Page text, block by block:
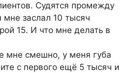
Судятся промежду
мне заслал 10 тысяч
15. И что мне делать в
мне смешно, у меня губа
с первого ещё 5 тысяч и